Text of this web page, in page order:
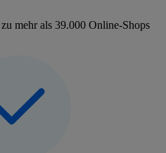
mehr als 39.000 Online-Shops